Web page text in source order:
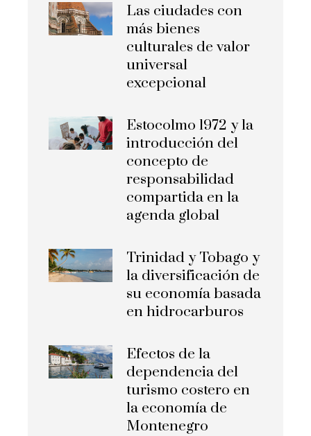
Las ciudades con
más bienes
culturales de valor
universal
excepcional
Estocolmo 1972 y la
introducción del
concepto de
responsabilidad
compartida en la
agenda global
Trinidad y Tobago y
la diversificación de
su economía basada
en hidrocarburos
Efectos de la
dependencia del
turismo costero en
la economía de
Montenegro